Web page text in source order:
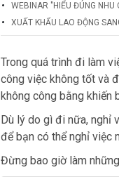
WEBINAR "HIỂU ĐÚNG NHU
XUẤT KHẨU LAO ĐỘNG
Trong quá trình đi làm
công việc không tốt và
không công bằng khiến
Dù lý do gì đi nữa, nghỉ
để bạn có thể nghỉ việc
Đừng bao giờ làm